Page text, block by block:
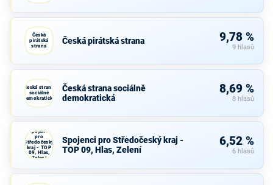
Česká
pirátská
strana
Česká pirátská strana 9,78 %
9 hlasů
Česká strana
sociálně
demokratická
Česká strana sociálně
demokratická
8,69 %
8 hlasů
Spojenci
pro
Středočeský
kraj - TOP
09, Hlas,
Zelení
Spojenci pro Středočeský kraj -
TOP 09, Hlas, Zelení
6,52 %
6 hlasů